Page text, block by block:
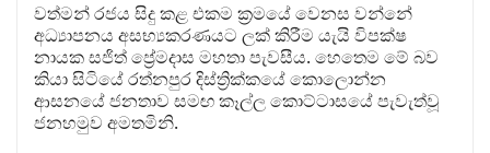
වත්මන් රජය සිදු කළ එකම ක්‍රමයේ වෙනස වන්නේ
අධ්‍යාපනය අසභ්‍යකරණයට ලක් කිරීම යැයි විපක්ෂ
නායක සජිත් ප්‍රේමදාස මහතා පැවසීය. හෙතෙම මේ බව
කියා සිටියේ රත්නපුර දිස්ත්‍රික්කයේ කොලොන්න
ආසනයේ ජනතාව සමඟ කෑල්ල කොට්ටාසයේ පැවැත්වූ
ජනහමුව අමතමිනි.